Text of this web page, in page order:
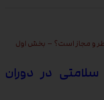
خطر و مجاز است؟ – بخش اول
سلامتی در دوران